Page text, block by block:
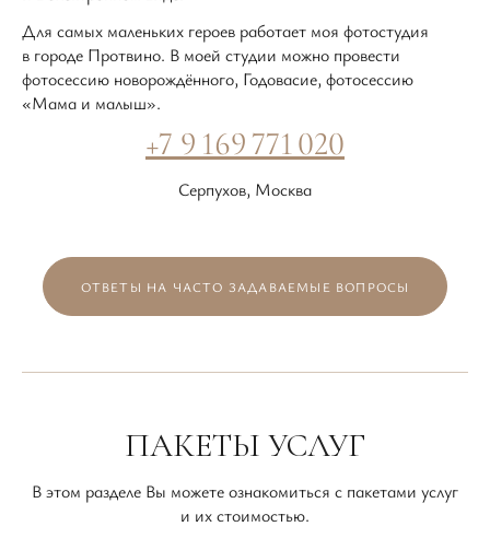
Для самых маленьких героев работает моя фотостудия
в городе Протвино. В моей студии можно провести
фотосессию новорождённого, Годовасие, фотосессию
«Мама и малыш».
+7 9 169 771 020
Серпухов, Москва
ОТВЕТЫ НА ЧАСТО ЗАДАВАЕМЫЕ ВОПРОСЫ
ПАКЕТЫ УСЛУГ
В этом разделе Вы можете ознакомиться с пакетами услуг
и их стоимостью.